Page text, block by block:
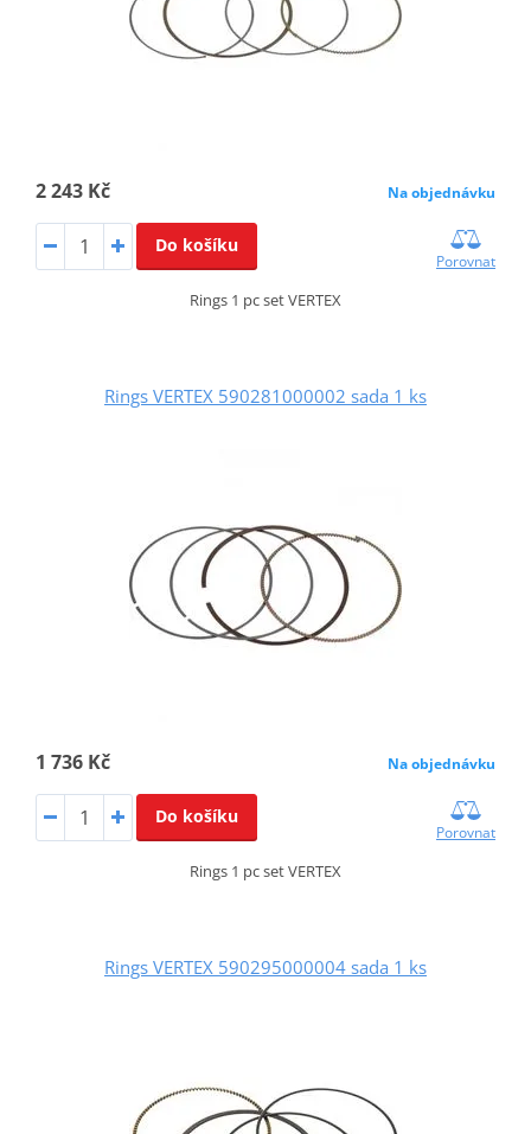
2 243 Kč Na objednávku
Do košíku
Porovnat
Rings 1 pc set VERTEX
Rings VERTEX 590281000002 sada 1 ks
1 736 Kč Na objednávku
Do košíku
Porovnat
Rings 1 pc set VERTEX
Rings VERTEX 590295000004 sada 1 ks